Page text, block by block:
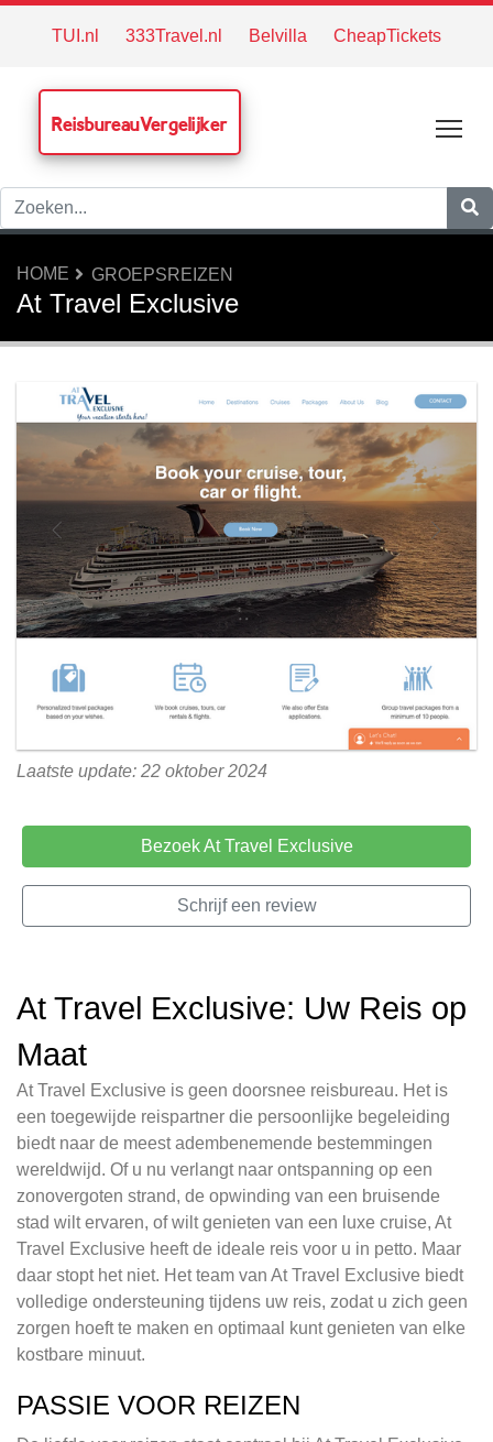
TUI.nl 333Travel.nl Belvilla CheapTickets
ReisbureauVergelijker
HOME GROEPSREIZEN
At Travel Exclusive
Laatste update: 22 oktober 2024
Bezoek At Travel Exclusive
Schrijf een review
At Travel Exclusive: Uw Reis op
Maat
At Travel Exclusive is geen doorsnee reisbureau. Het is
een toegewijde reispartner die persoonlijke begeleiding
biedt naar de meest adembenemende bestemmingen
wereldwijd. Of u nu verlangt naar ontspanning op een
zonovergoten strand, de opwinding van een bruisende
stad wilt ervaren, of wilt genieten van een luxe cruise, At
Travel Exclusive heeft de ideale reis voor u in petto. Maar
daar stopt het niet. Het team van At Travel Exclusive biedt
volledige ondersteuning tijdens uw reis, zodat u zich geen
zorgen hoeft te maken en optimaal kunt genieten van elke
kostbare minuut.
PASSIE VOOR REIZEN